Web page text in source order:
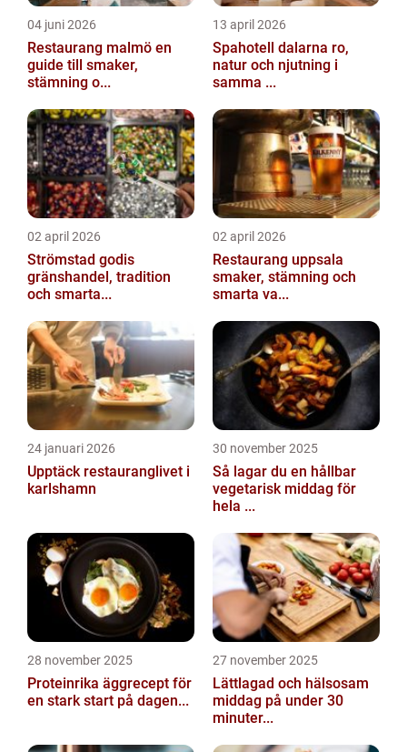
04 juni 2026
Restaurang malmö en
guide till smaker,
stämning o...
13 april 2026
Spahotell dalarna ro,
natur och njutning i
samma ...
02 april 2026
Strömstad godis
gränshandel, tradition
och smarta...
02 april 2026
Restaurang uppsala
smaker, stämning och
smarta va...
24 januari 2026
Upptäck restauranglivet i
karlshamn
30 november 2025
Så lagar du en hållbar
vegetarisk middag för
hela ...
28 november 2025
Proteinrika äggrecept för
en stark start på dagen...
27 november 2025
Lättlagad och hälsosam
middag på under 30
minuter...